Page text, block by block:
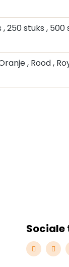
, 250 stuks , 500
, Rood,
Sociale